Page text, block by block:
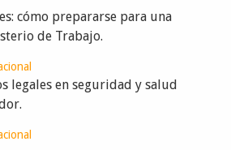
cómo prepararse para una
de Trabajo.
legales en seguridad y salud